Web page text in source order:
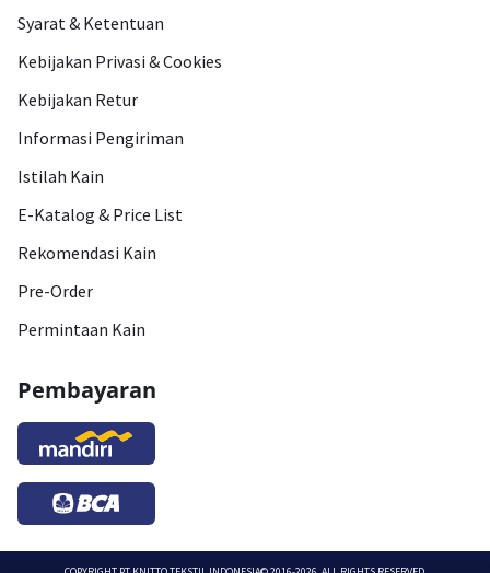
Syarat & Ketentuan
Kebijakan Privasi & Cookies
Kebijakan Retur
Informasi Pengiriman
Istilah Kain
E-Katalog & Price List
Rekomendasi Kain
Pre-Order
Permintaan Kain
Pembayaran